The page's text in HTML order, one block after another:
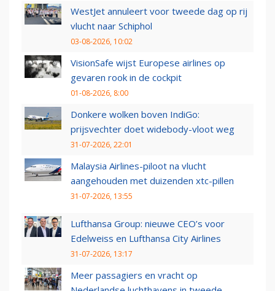
WestJet annuleert voor tweede dag op rij
vlucht naar Schiphol
03-08-2026, 10:02
VisionSafe wijst Europese airlines op
gevaren rook in de cockpit
01-08-2026, 8:00
Donkere wolken boven IndiGo:
prijsvechter doet widebody-vloot weg
31-07-2026, 22:01
Malaysia Airlines-piloot na vlucht
aangehouden met duizenden xtc-pillen
31-07-2026, 13:55
Lufthansa Group: nieuwe CEO’s voor
Edelweiss en Lufthansa City Airlines
31-07-2026, 13:17
Meer passagiers en vracht op